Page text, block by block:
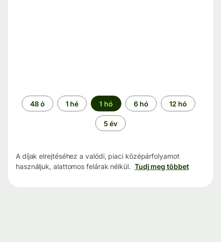
Időszak
48 ó 1 hé 1 hó 6 hó 12 hó
5 év
A díjak elrejtéséhez a valódi, piaci középárfolyamot
használjuk, alattomos felárak nélkül. Tudj meg többet